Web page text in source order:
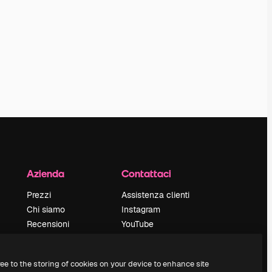
Azienda
Prezzi
Chi siamo
Recensioni
Blog
Contattaci
Assistenza clienti
Instagram
YouTube
Discord
to the storing of cookies on your device to enhance site